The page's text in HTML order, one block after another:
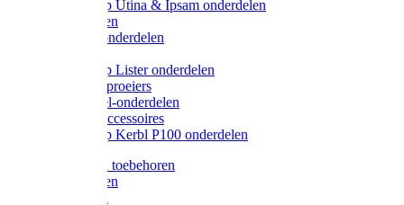
Weidepomp Utina & Ipsam onderdelen
Drinkbakken
Drinkbak onderdelen
Weidepomp Lister onderdelen
Nippels / Sproeiers
Drinknippel-onderdelen
Drinkbak accessoires
Weidepomp Kerbl P100 onderdelen
Oormerken toebehoren
Enkelbanden